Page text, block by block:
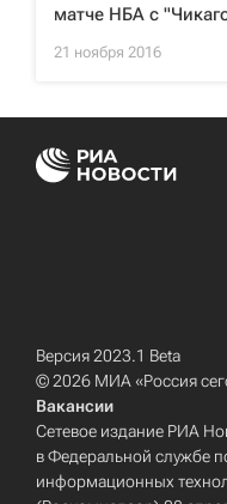
матче НБА с
21 ноября 2016
Версия 2023.1 Beta
© 2026 МИА «Россия
Вакансии
Сетевое издание РИА
в Федеральной службе
информационных